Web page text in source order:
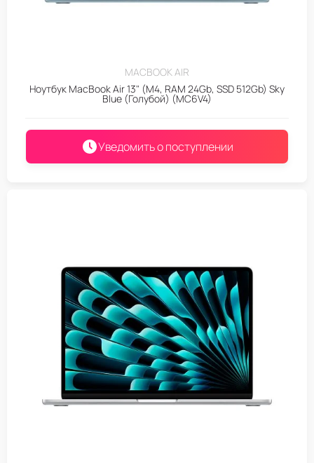
MACBOOK AIR
Ноутбук MacBook Air 13" (M4, RAM 24Gb, SSD 512Gb) Sky
Blue (Голубой) (MC6V4)
Уведомить о поступлении